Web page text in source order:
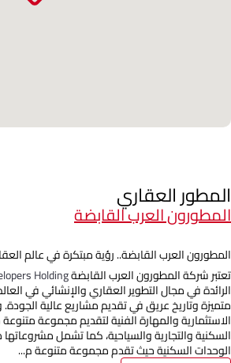
المطور العقاري
المطورون العرب القابضة
المطورون العرب القابضة.. رؤية مبتكرة في عالم
تعتبر شركة المطورون العرب القابضةHolding
الرائدة في مجال التطوير العقاري والإنشائي في
متميزة وتاريخ عريق في تقديم مشاريع عالية
الاستثمارية والمهارة الفنية لتقديم مجموعة
السكنية والتجارية والسياحية، كما تشمل
الوحدات السكنية حيث تقدم مجموعة متنوعة م...